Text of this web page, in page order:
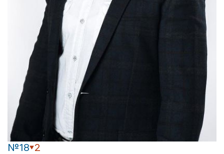
№18 2